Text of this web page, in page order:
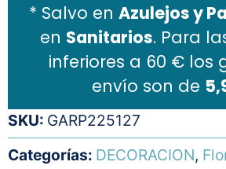
* Salvo en Azulejos y
en Sanitarios. Para
inferiores a 60 € los
envío son de
SKU: GARP225127
Categorías: DECORACION,